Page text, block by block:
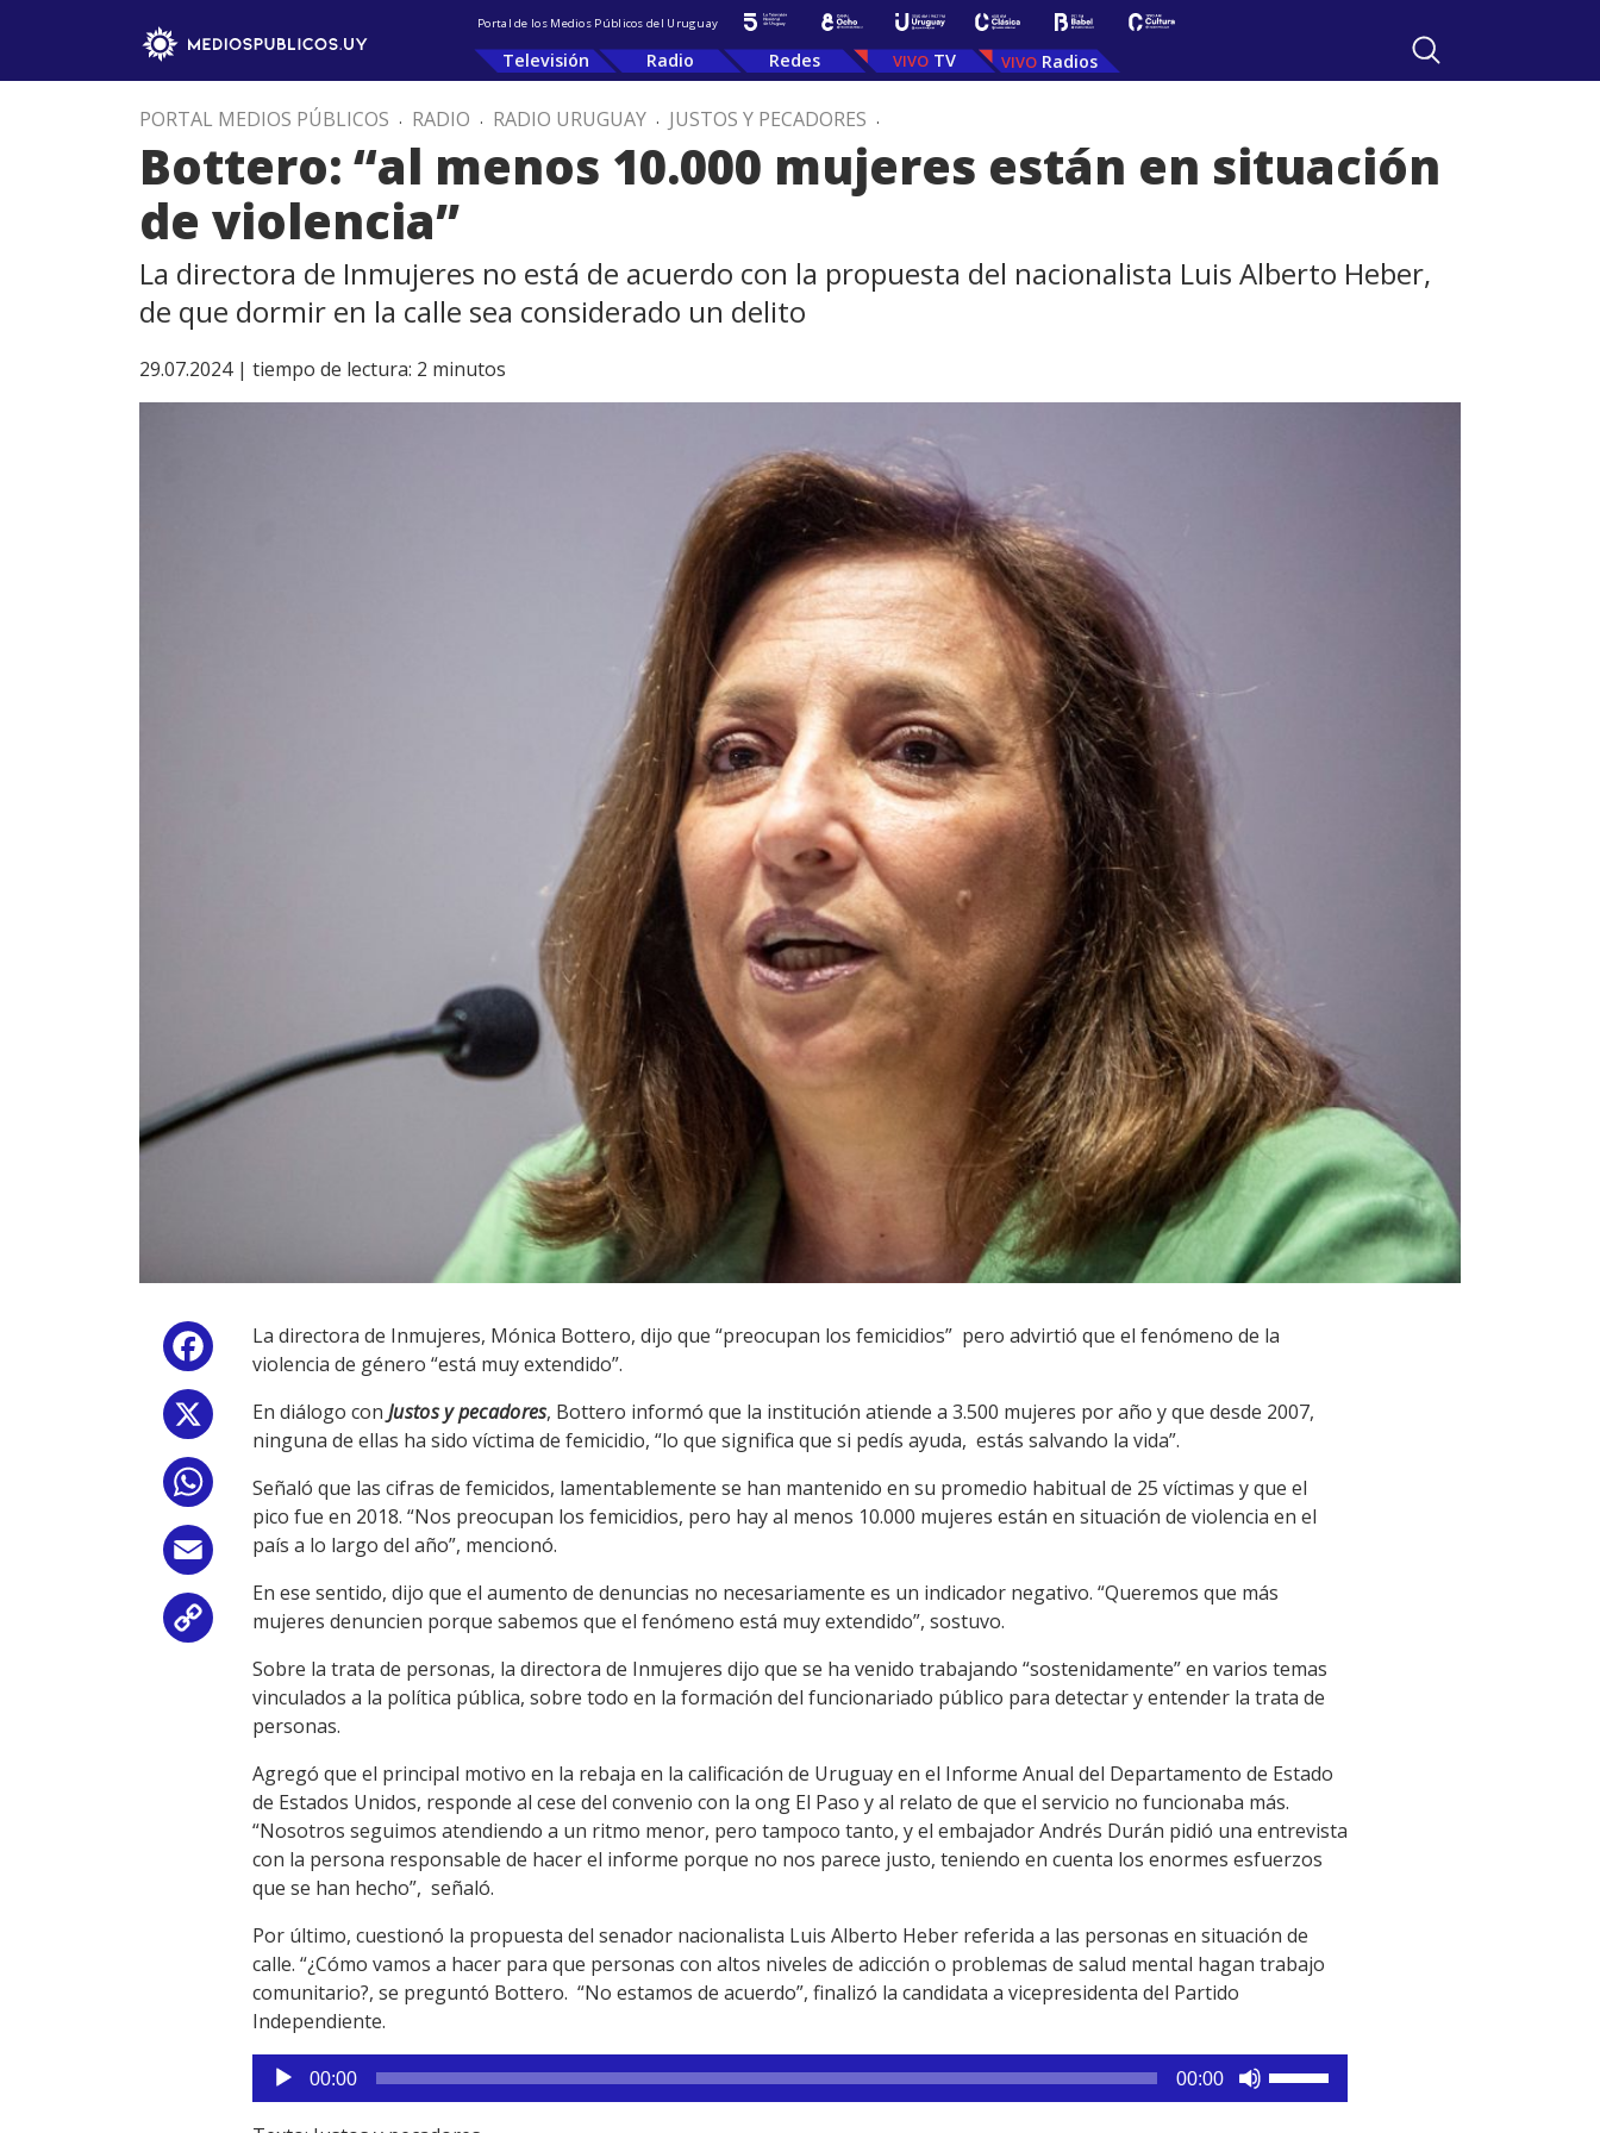
Portal de los Medios Públicos del Uruguay
Televisión Radio Redes TV Radios
PORTAL MEDIOS PÚBLICOS . RADIO . RADIO URUGUAY . JUSTOS Y PECADORES .
Bottero: “al menos 10.000 mujeres están en situación
de violencia”
La directora de Inmujeres no está de acuerdo con la propuesta del nacionalista Luis Alberto Heber,
de que dormir en la calle sea considerado un delito
29.07.2024 | tiempo de lectura: 2 minutos
Facebook
WhatsApp
Email
Copy
Link
La directora de Inmujeres, Mónica Bottero, dijo que “preocupan los femicidios” pero advirtió que el fenómeno de la
violencia de género “está muy extendido”.
En diálogo con Justos y pecadores, Bottero informó que la institución atiende a 3.500 mujeres por año y que desde 2007,
ninguna de ellas ha sido víctima de femicidio, “lo que significa que si pedís ayuda, estás salvando la vida”.
Señaló que las cifras de femicidos, lamentablemente se han mantenido en su promedio habitual de 25 víctimas y que el
pico fue en 2018. “Nos preocupan los femicidios, pero hay al menos 10.000 mujeres están en situación de violencia en el
país a lo largo del año”, mencionó.
En ese sentido, dijo que el aumento de denuncias no necesariamente es un indicador negativo. “Queremos que más
mujeres denuncien porque sabemos que el fenómeno está muy extendido”, sostuvo.
Sobre la trata de personas, la directora de Inmujeres dijo que se ha venido trabajando “sostenidamente” en varios temas
vinculados a la política pública, sobre todo en la formación del funcionariado público para detectar y entender la trata de
personas.
Agregó que el principal motivo en la rebaja en la calificación de Uruguay en el Informe Anual del Departamento de Estado
de Estados Unidos, responde al cese del convenio con la ong El Paso y al relato de que el servicio no funcionaba más.
“Nosotros seguimos atendiendo a un ritmo menor, pero tampoco tanto, y el embajador Andrés Durán pidió una entrevista
con la persona responsable de hacer el informe porque no nos parece justo, teniendo en cuenta los enormes esfuerzos
que se han hecho”, señaló.
Por último, cuestionó la propuesta del senador nacionalista Luis Alberto Heber referida a las personas en situación de
calle. “¿Cómo vamos a hacer para que personas con altos niveles de adicción o problemas de salud mental hagan trabajo
comunitario?, se preguntó Bottero. “No estamos de acuerdo”, finalizó la candidata a vicepresidenta del Partido
Independiente.
Reproductor
de
audio
00:00 00:00